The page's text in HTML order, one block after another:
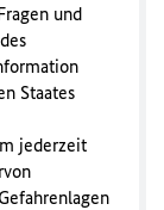
und
Staates
jederzeit